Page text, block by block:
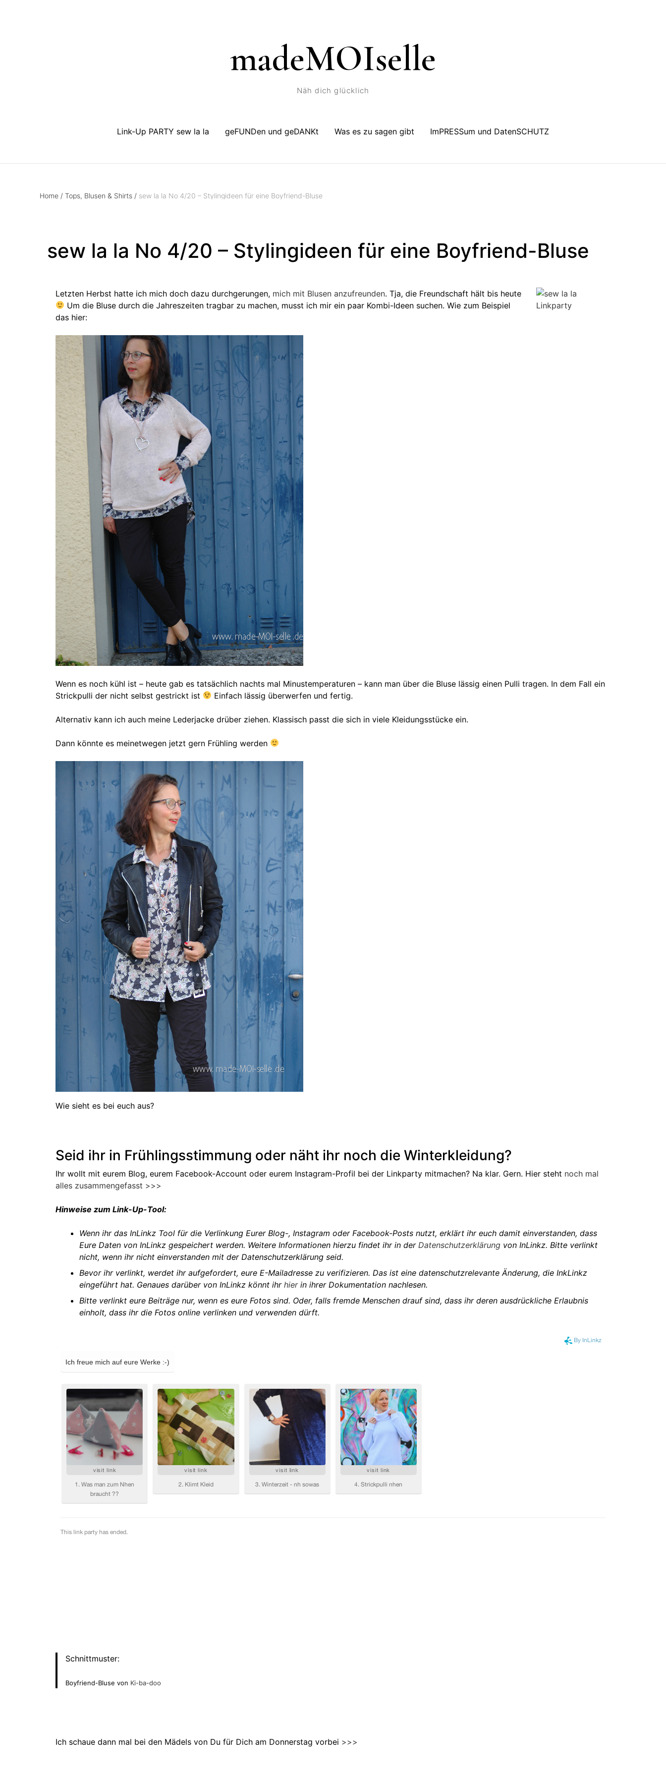
madeMOIselle
Näh dich glücklich
Link-Up PARTY sew la la geFUNDen und geDANKt Was es zu sagen gibt ImPRESSum und DatenSCHUTZ
Home / Tops, Blusen & Shirts / sew la la No 4/20 – Stylingideen für eine Boyfriend-Bluse
sew la la No 4/20 – Stylingideen für eine Boyfriend-Bluse
Letzten Herbst hatte ich mich doch dazu durchgerungen, mich mit Blusen anzufreunden. Tja, die Freundschaft hält bis heute
Um die Bluse durch die Jahreszeiten tragbar zu machen, musst ich mir ein paar Kombi-Ideen suchen. Wie zum Beispiel
das hier:
Wenn es noch kühl ist – heute gab es tatsächlich nachts mal Minustemperaturen – kann man über die Bluse lässig einen Pulli tragen. In dem Fall ein
Strickpulli der nicht selbst gestrickt ist
Einfach lässig überwerfen und fertig.
Alternativ kann ich auch meine Lederjacke drüber ziehen. Klassisch passt die sich in viele Kleidungsstücke ein.
Dann könnte es meinetwegen jetzt gern Frühling werden
Wie sieht es bei euch aus?
Seid ihr in Frühlingsstimmung oder näht ihr noch die Winterkleidung?
Ihr wollt mit eurem Blog, eurem Facebook-Account oder eurem Instagram-Profil bei der Linkparty mitmachen? Na klar. Gern. Hier steht noch mal
alles zusammengefasst >>>
Hinweise zum Link-Up-Tool:
Wenn ihr das InLinkz Tool für die Verlinkung Eurer Blog-, Instagram oder Facebook-Posts nutzt, erklärt ihr euch damit einverstanden, dass
Eure Daten von InLinkz gespeichert werden. Weitere Informationen hierzu findet ihr in der Datenschutzerklärung von InLinkz. Bitte verlinkt
nicht, wenn ihr nicht einverstanden mit der Datenschutzerklärung seid.
Bevor ihr verlinkt, werdet ihr aufgefordert, eure E-Mailadresse zu verifizieren. Das ist eine datenschutzrelevante Änderung, die InkLinkz
eingeführt hat. Genaues darüber von InLinkz könnt ihr hierin ihrer Dokumentation nachlesen.
Bitte verlinkt eure Beiträge nur, wenn es eure Fotos sind. Oder, falls fremde Menschen drauf sind, dass ihr deren ausdrückliche Erlaubnis
einholt, dass ihr die Fotos online verlinken und verwenden dürft.
Schnittmuster:
Boyfriend-Bluse von Ki-ba-doo
Ich schaue dann mal bei den Mädels von Du für Dich am Donnerstag vorbei >>>